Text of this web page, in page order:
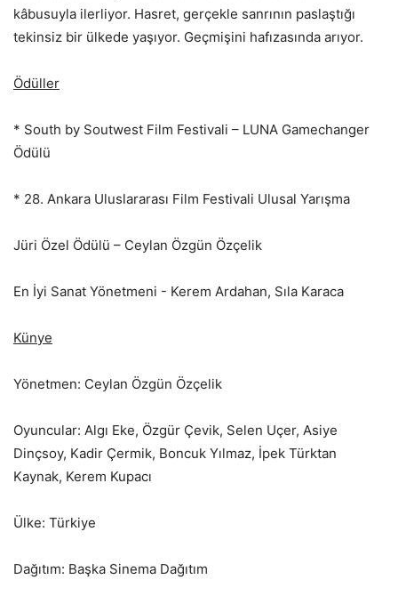
kâbusuyla ilerliyor. Hasret, gerçekle sanrının paslaştığı
tekinsiz bir ülkede yaşıyor. Geçmişini hafızasında arıyor.
Ödüller
* South by Soutwest Film Festivali – LUNA Gamechanger
Ödülü​
* 28. Ankara Uluslararası Film Festivali Ulusal Yarışma​
Jüri Özel Ödülü​ – Ceylan Özgün Özçelik
En İyi Sanat Yönetmeni ​- Kerem Ardahan, Sıla Karaca
Künye
Yönetmen: Ceylan Özgün Özçelik
Oyuncular: Algı Eke, Özgür Çevik, Selen Uçer, Asiye
Dinçsoy, Kadir Çermik, Boncuk Yılmaz, İpek Türktan
Kaynak, Kerem Kupacı
Ülke: Türkiye
Dağıtım: Başka Sinema Dağıtım